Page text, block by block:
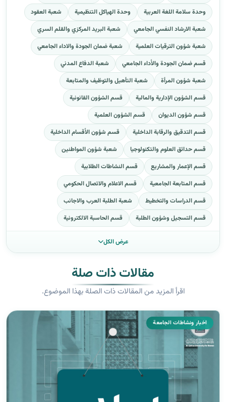
وحدة سلامة اللغة العربية
وحدة الهياكل التنظيمية
شعبة العقود
شعبة الارشاد النفسي الجامعي
شعبة البريد المركزي والقلم السري
شعبة شؤون الترقيات العلمية
شعبة ضمان الجودة والاداء الجامعي
قسم ضمان الجودة والأداء الجامعي
شعبة الدفاع المدني
شعبة شؤون المرأة
شعبة التأهيل والتوظيف والمتابعة
قسم الشؤون الإدارية والمالية
قسم الشؤون القانونية
قسم شؤون الديوان
قسم الشؤون العلمية
قسم التدقيق والرقابة الداخلية
قسم شؤون الأقسام الداخلية
قسم حدائق العلوم والتكنولوجيا
شعبة شؤون المواطنين
قسم الإعمار والمشاريع
قسم النشاطات الطلابية
قسم المتابعة الجامعية
قسم الاعلام والاتصال الحكومي
قسم الدراسات والتخطيط
شعبة الطلبة العرب والاجانب
قسم التسجيل وشؤون الطلبة
قسم الحاسبة الالكترونية
عرض الكل
مقالات ذات صلة
اقرأ المزيد من المقالات ذات الصلة بهذا الموضوع.
اخبار ونشاطات الجامعة